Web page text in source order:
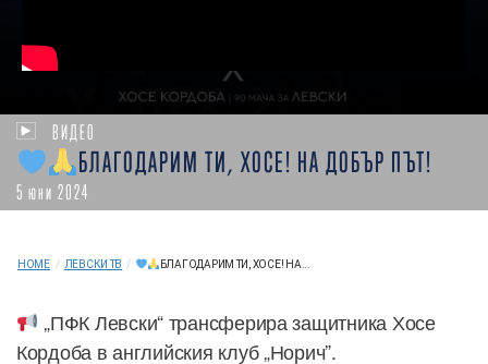
ВИДЕО
БЛАГОДАРИМ ТИ, ХОСЕ! НА ДОБЪР ПЪТ!
5 юни 2024
HOME / ЛЕВСКИ ТВ / БЛАГОДАРИМ ТИ, ХОСЕ! НА...
„ПФК Левски“ трансферира защитника Хосе
Кордоба в английския клуб „Норич”.